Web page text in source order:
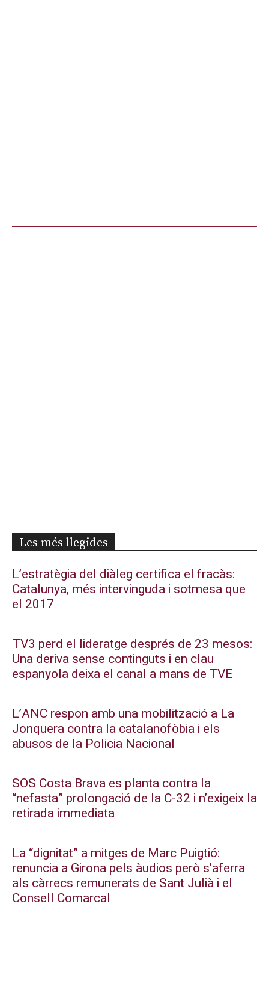
Les més llegides
L’estratègia del diàleg certifica el fracàs:
Catalunya, més intervinguda i sotmesa que
el 2017
TV3 perd el lideratge després de 23 mesos:
Una deriva sense continguts i en clau
espanyola deixa el canal a mans de TVE
L’ANC respon amb una mobilització a La
Jonquera contra la catalanofòbia i els
abusos de la Policia Nacional
SOS Costa Brava es planta contra la
“nefasta” prolongació de la C-32 i n’exigeix la
retirada immediata
La “dignitat” a mitges de Marc Puigtió:
renuncia a Girona pels àudios però s’aferra
als càrrecs remunerats de Sant Julià i el
Consell Comarcal